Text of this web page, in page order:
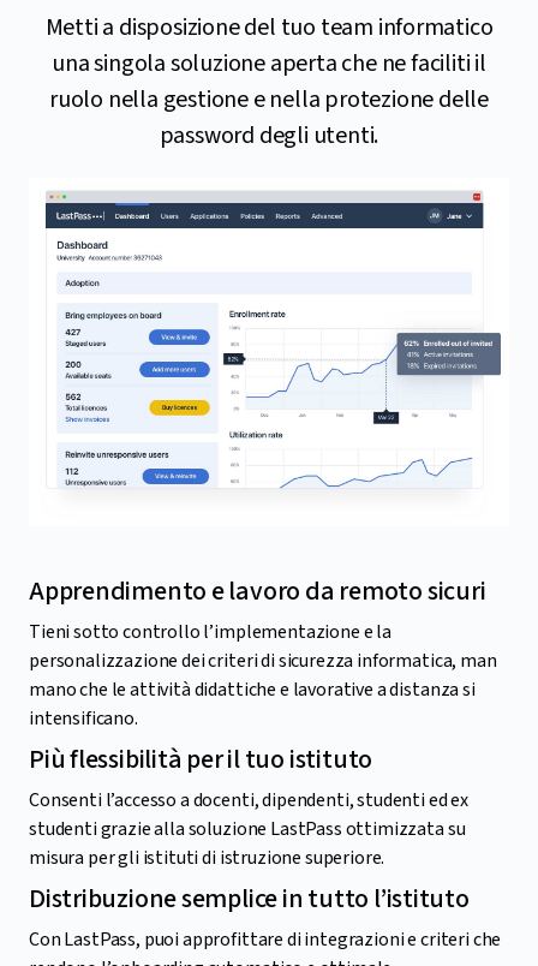
Metti a disposizione del tuo team informatico
una singola soluzione aperta che ne faciliti il
ruolo nella gestione e nella protezione delle
password degli utenti.
Apprendimento e lavoro da remoto sicuri
Tieni sotto controllo l’implementazione e la
personalizzazione dei criteri di sicurezza informatica, man
mano che le attività didattiche e lavorative a distanza si
intensificano.
Più flessibilità per il tuo istituto
Consenti l’accesso a docenti, dipendenti, studenti ed ex
studenti grazie alla soluzione LastPass ottimizzata su
misura per gli istituti di istruzione superiore.
Distribuzione semplice in tutto l’istituto
Con LastPass, puoi approfittare di integrazioni e criteri che